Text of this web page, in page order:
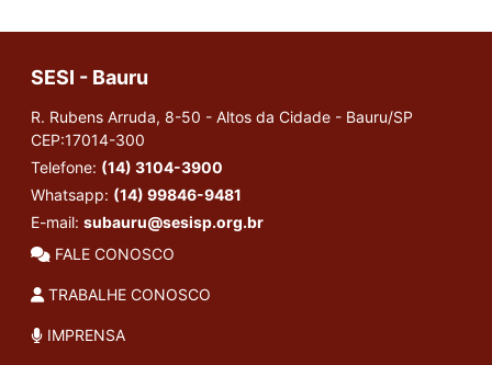
SESI - Bauru
R. Rubens Arruda, 8-50 - Altos da Cidade - Bauru/SP
CEP:17014-300
Telefone: (14) 3104-3900
Whatsapp: (14) 99846-9481
E-mail: subauru@sesisp.org.br
FALE CONOSCO
TRABALHE CONOSCO
IMPRENSA